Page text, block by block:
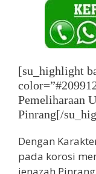
[su_highlight
Pemeliharaan
Pinrang[/
Dengan
pada korosi